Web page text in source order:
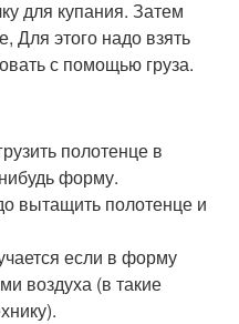
для купания. Затем
Для этого надо взять
с помощью груза.
полотенце в
форму.
вытащить полотенце и
если в форму
воздуха (в такие